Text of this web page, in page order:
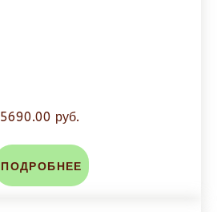
5690.00 руб.
ПОДРОБНЕЕ